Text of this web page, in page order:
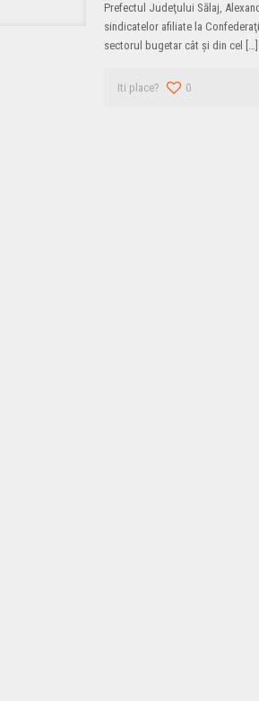
Prefectul Judeţului Sălaj,
sindicatelor afiliate la
sectorul bugetar cât şi din cel
[…]
Iti place? 0